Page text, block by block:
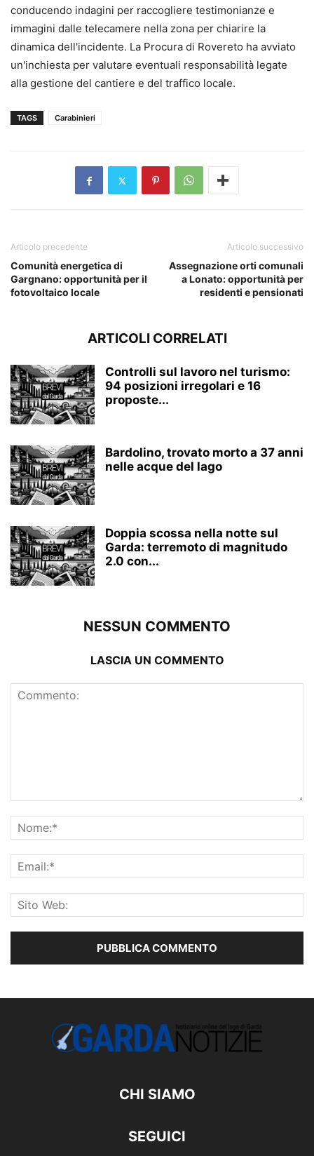
conducendo indagini per raccogliere testimonianze e
immagini dalle telecamere nella zona per chiarire la
dinamica dell'incidente. La Procura di Rovereto ha avviato
un'inchiesta per valutare eventuali responsabilità legate
alla gestione del cantiere e del traffico locale.
TAGS Carabinieri
Articolo precedente
Comunità energetica di
Gargnano: opportunità per il
fotovoltaico locale
Articolo successivo
Assegnazione orti comunali
a Lonato: opportunità per
residenti e pensionati
ARTICOLI CORRELATI
Controlli sul lavoro nel turismo:
94 posizioni irregolari e 16
proposte...
Bardolino, trovato morto a 37 anni
nelle acque del lago
Doppia scossa nella notte sul
Garda: terremoto di magnitudo
2.0 con...
NESSUN COMMENTO
LASCIA UN COMMENTO
CHI SIAMO
SEGUICI